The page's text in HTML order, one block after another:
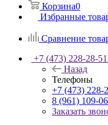
Корзина0
Избранные
Сравнение
+7 (473) 228-28-51
Назад
Телефоны
+7 (473) 228-
8 (961) 109-
Заказать